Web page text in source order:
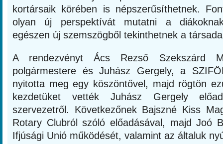
kortársaik körében is népszerűsíthetnek.
olyan új perspektívát mutatni a
egészen új szemszögből tekinthetnek a
A rendezvényt Ács Rezső Szekszárd
polgármestere és Juhász Gergely, a
nyitotta meg egy köszöntővel, majd rögtön
kezdetüket vették Juhász Gergely
szervezetről. Következőnek Bajszné Kiss
Rotary Clubról szóló előadásával, majd Joó
Ifjúsági Unió működését, valamint az általuk